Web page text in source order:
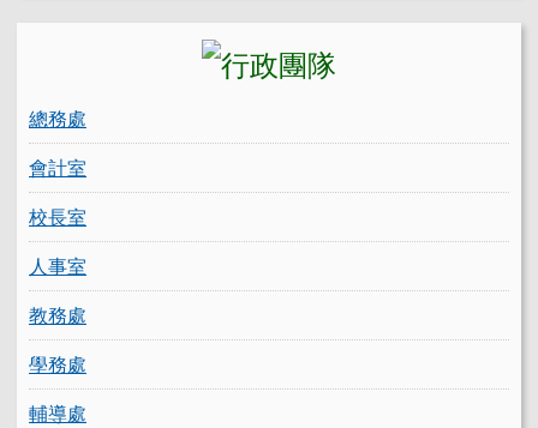
總務處
會計室
校長室
人事室
教務處
學務處
輔導處